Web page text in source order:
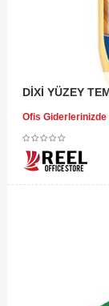
DİXİ YÜZEY
Ofis Giderlerinizde